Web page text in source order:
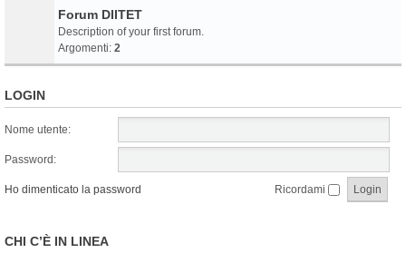
Forum DIITET
Description of your first forum.
Argomenti: 2
LOGIN
Nome utente:
Password:
Ho dimenticato la password Ricordami
CHI C’È IN LINEA